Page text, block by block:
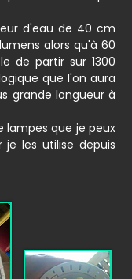
d'eau de 40 cm
alors qu'à 60
de partir sur 1300
que l'on aura
grande longueur à
lampes que je peux
je les utilise depuis